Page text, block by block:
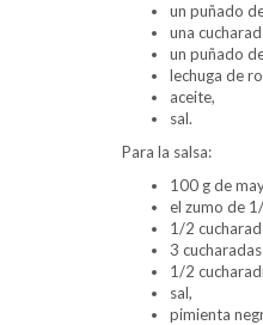
un puñado
una
un puñado
lechuga de
aceite,
sal.
Para la salsa:
100 g de
el zumo de
1/2
3
1/2
sal,
pimienta